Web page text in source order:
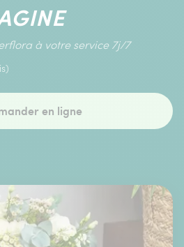
à votre service 7j/7
en ligne